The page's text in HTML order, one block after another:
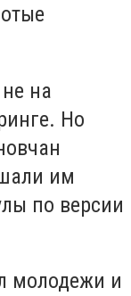
на
Но
им
по версии
молодежи и